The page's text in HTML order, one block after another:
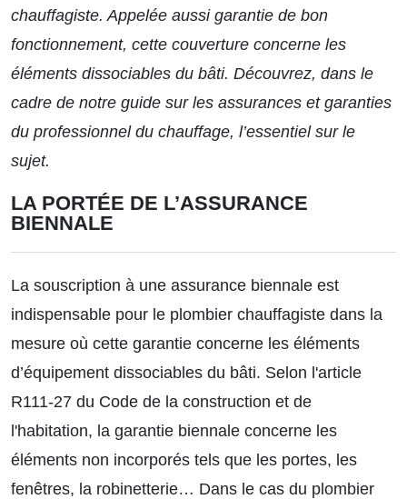
chauffagiste. Appelée aussi garantie de bon
fonctionnement, cette couverture concerne les
éléments dissociables du bâti. Découvrez, dans le
cadre de notre guide sur les assurances et garanties
du professionnel du chauffage, l’essentiel sur le
sujet.
LA PORTÉE DE L’ASSURANCE
BIENNALE
La souscription à une assurance biennale est
indispensable pour le plombier chauffagiste dans la
mesure où cette garantie concerne les éléments
d’équipement dissociables du bâti. Selon l'article
R111-27 du Code de la construction et de
l'habitation, la garantie biennale concerne les
éléments non incorporés tels que les portes, les
fenêtres, la robinetterie… Dans le cas du plombier